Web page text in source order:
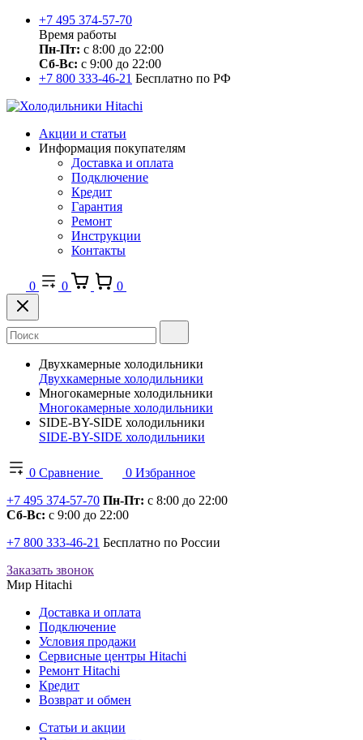
+7 495 374-57-70
Время работы
Пн-Пт: с 8:00 до 22:00
Сб-Вс: с 9:00 до 22:00
+7 800 333-46-21 Бесплатно по РФ
Акции и статьи
Информация покупателям
Доставка и оплата
Подключение
Кредит
Гарантия
Ремонт
Инструкции
Контакты
0 0 0
Двухкамерные холодильники
Двухкамерные холодильники
Многокамерные холодильники
Многокамерные холодильники
SIDE-BY-SIDE холодильники
SIDE-BY-SIDE холодильники
0 Сравнение 0 Избранное
+7 495 374-57-70 Пн-Пт: с 8:00 до 22:00
Сб-Вс: с 9:00 до 22:00
+7 800 333-46-21 Бесплатно по России
Заказать звонок
Мир Hitachi
Доставка и оплата
Подключение
Условия продажи
Сервисные центры Hitachi
Ремонт Hitachi
Кредит
Возврат и обмен
Cтатьи и акции